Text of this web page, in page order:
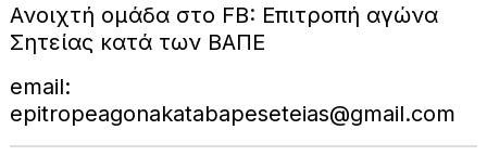
Ανοιχτή ομάδα στο FB: Επιτροπή αγώνα
Σητείας κατά των ΒΑΠΕ
email:
epitropeagonakatabapeseteias@gmail.com